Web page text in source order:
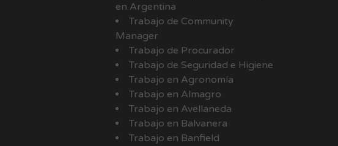
en Argentina
Trabajo de Community
Manager
Trabajo de Procurador
Trabajo de Seguridad e Higiene
Trabajo en Agronomía
Trabajo en Almagro
Trabajo en Avellaneda
Trabajo en Balvanera
Trabajo en Banfield